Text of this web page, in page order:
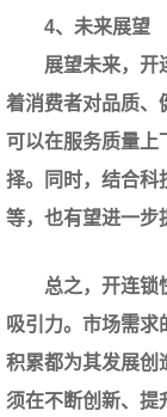
4、未来展望
展望未来，开
着消费者对品质、
可以在服务质量上
择。同时，结合科
等，也有望进一步
总之，开连锁
吸引力。市场需求
积累都为其发展创
须在不断创新、提